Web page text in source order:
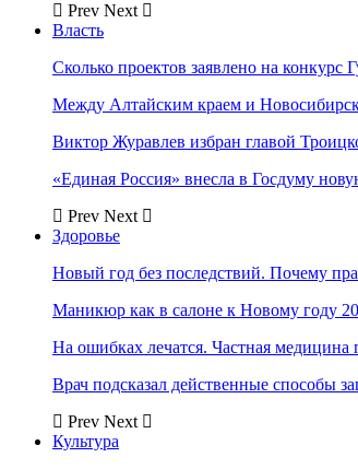
Prev Next
Власть
Сколько проектов заявлено на конкурс
Между Алтайским краем и
Виктор Журавлев избран главой
«Единая Россия» внесла в Госдуму
Prev Next
Здоровье
Новый год без последствий. Почему
Маникюр как в салоне к Новому году
На ошибках лечатся. Частная
Врач подсказал действенные способы
Prev Next
Культура